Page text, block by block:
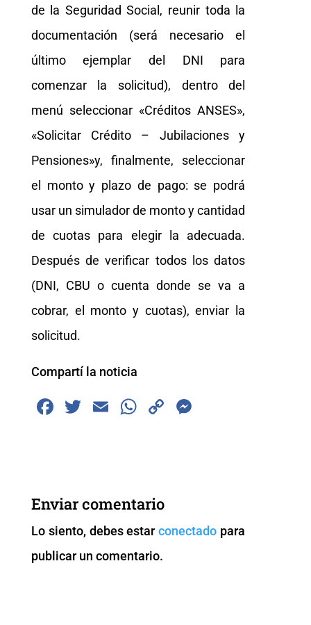
de la Seguridad Social, reunir toda la
documentación (será necesario el
último ejemplar del DNI para
comenzar la solicitud), dentro del
menú seleccionar «Créditos ANSES»,
«Solicitar Crédito – Jubilaciones y
Pensiones»y, finalmente, seleccionar
el monto y plazo de pago: se podrá
usar un simulador de monto y cantidad
de cuotas para elegir la adecuada.
Después de verificar todos los datos
(DNI, CBU o cuenta donde se va a
cobrar, el monto y cuotas), enviar la
solicitud.
Compartí la noticia
F
b
o
o
k
T
E
W
A
p
p
C
k
er
Enviar comentario
Lo siento, debes estarconectado para
publicar un comentario.